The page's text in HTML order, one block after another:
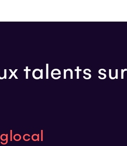
talents